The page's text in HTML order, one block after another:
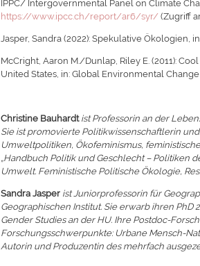
IPPC/ Intergovernmental Panel on Climate
https://www.ipcc.ch/report/ar6/syr/ (Zugriff
Jasper, Sandra (2022): Spekulative Ökologien,
McCright, Aaron M./Dunlap, Riley E. (2011):
United States, in: Global Environmental Change
Christine Bauhardt ist Professorin an der
Sie ist promovierte Politikwissenschaftlerin
Umweltpolitiken, Ökofeminismus,
„Handbuch Politik und Geschlecht – Politiken
Umwelt. Feministische Politische Ökologie,
Sandra Jasper ist Juniorprofessorin für
Geographischen Institut. Sie erwarb ihren
Gender Studies an der HU. Ihre Postdoc-
Forschungsschwerpunkte: Urbane Mensch-
Autorin und Produzentin des mehrfach